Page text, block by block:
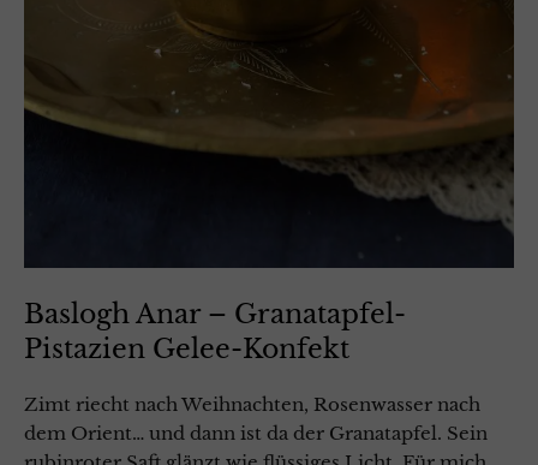
Baslogh Anar – Granatapfel-
Pistazien Gelee-Konfekt
Zimt riecht nach Weihnachten, Rosenwasser nach
dem Orient… und dann ist da der Granatapfel. Sein